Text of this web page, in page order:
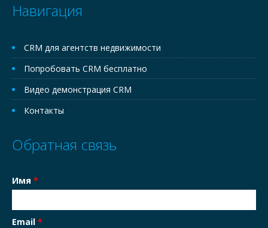
Навигация
CRM для агентств недвижимости
Попробовать CRM бесплатно
Видео демонстрация CRM
Контакты
Обратная связь
Имя *
Email *